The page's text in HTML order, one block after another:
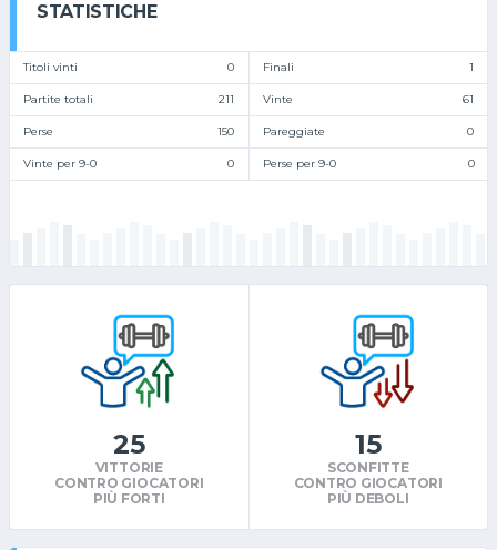
STATISTICHE
Titoli vinti 0 Finali 1
Partite totali 211 Vinte 61
Perse 150 Pareggiate 0
Vinte per 9-0 0 Perse per 9-0 0
25
VITTORIE
CONTRO GIOCATORI
PIÙ FORTI
15
SCONFITTE
CONTRO GIOCATORI
PIÙ DEBOLI